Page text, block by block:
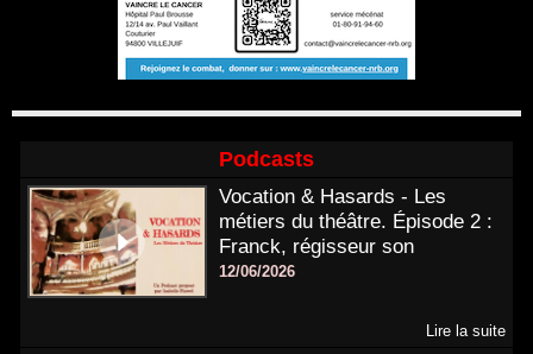
Podcasts
Vocation & Hasards - Les
métiers du théâtre. Épisode 2 :
Franck, régisseur son
12/06/2026
Lire la suite